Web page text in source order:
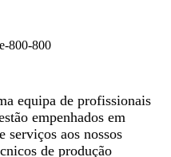
equipa de profissionais
empenhados em
serviços aos nossos
de produção